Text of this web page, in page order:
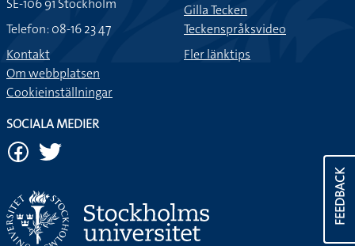
FEEDBACK
SE-106 91 Stockholm
Telefon: 08-16 23 47
Kontakt
Om webbplatsen
Cookieinställningar
Gilla Tecken
Teckenspråksvideo
Fler länktips
SOCIALA MEDIER